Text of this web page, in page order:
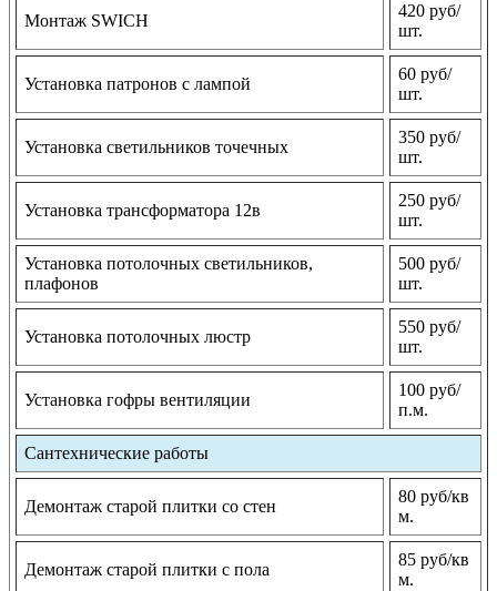
Монтаж SWICH
420 руб/
шт.
Установка патронов с лампой
60 руб/
шт.
Установка светильников точечных
350 руб/
шт.
Установка трансформатора 12в
250 руб/
шт.
Установка потолочных светильников,
плафонов
500 руб/
шт.
Установка потолочных люстр
550 руб/
шт.
Установка гофры вентиляции
100 руб/
п.м.
Сантехнические работы
Демонтаж старой плитки со стен
80 руб/кв
м.
Демонтаж старой плитки с пола
85 руб/кв
м.